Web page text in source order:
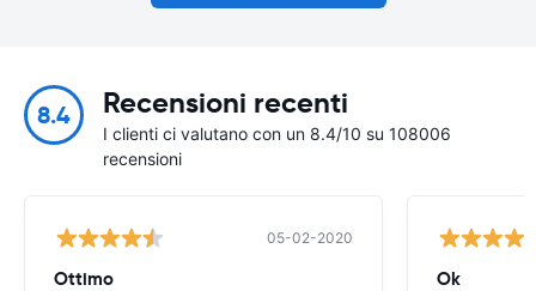
8.4 Recensioni recenti
I clienti ci valutano con un 8.4/10 su 108006
recensioni
05-02-2020
Ottimo Ok